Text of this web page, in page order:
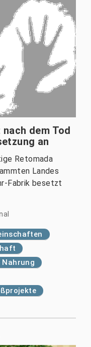
dem Tod
an
Retomada
Landes
Fabrik besetzt